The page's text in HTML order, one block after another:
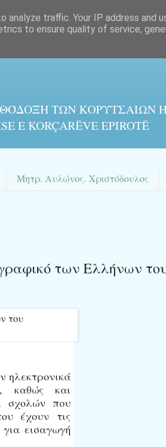
ΤΩΝ ΚΟΡΥΤΣΑΙΩΝ
E KORÇARËVE EPIROTË
Μητρ. Αυλώνος. Χριστόδουλος
των Ελλήνων
ηλεκτρονικά
καθώς και
σχολών που
έχουν τις
για εισαγωγή
traffic. Your IP address and
to ensure quality of service,